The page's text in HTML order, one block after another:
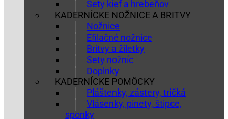
Sety kief a hrebeňov
KADERNÍCKE NOŽNICE A BRITVY
Nožnice
Efilačné nožnice
Britvy a žiletky
Sety nožníc
Doplnky
KADERNÍCKE POMÔCKY
Pláštenky, zástery, tričká
Vlásenky, pinety, štipce,
sponky